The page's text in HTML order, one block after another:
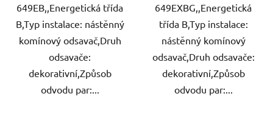
649EB,,Energetická třída
B,Typ instalace: nástěnný
komínový odsavač,Druh
odsavače:
dekorativní,Způsob
odvodu par:...
649EXBG,,Energetická
třída B,Typ instalace:
nástěnný komínový
odsavač,Druh odsavače:
dekorativní,Způsob
odvodu par:...